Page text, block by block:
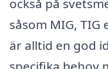
också på
såsom MIG, TIG
är alltid en god